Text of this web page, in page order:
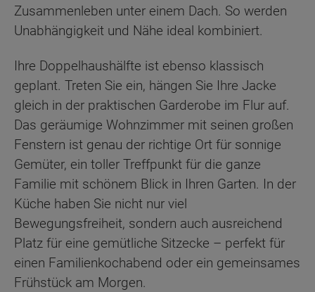
Zusammenleben unter einem Dach. So werden
Unabhängigkeit und Nähe ideal kombiniert.
Ihre Doppelhaushälfte ist ebenso klassisch
geplant. Treten Sie ein, hängen Sie Ihre Jacke
gleich in der praktischen Garderobe im Flur auf.
Das geräumige Wohnzimmer mit seinen großen
Fenstern ist genau der richtige Ort für sonnige
Gemüter, ein toller Treffpunkt für die ganze
Familie mit schönem Blick in Ihren Garten. In der
Küche haben Sie nicht nur viel
Bewegungsfreiheit, sondern auch ausreichend
Platz für eine gemütliche Sitzecke – perfekt für
einen Familienkochabend oder ein gemeinsames
Frühstück am Morgen.